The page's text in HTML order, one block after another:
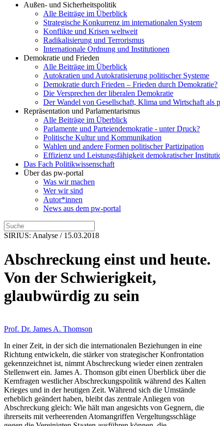
Außen- und Sicherheitspolitik
Alle Beiträge im Überblick
Strategische Konkurrenz im internationalen System
Konflikte und Krisen weltweit
Radikalisierung und Terrorismus
Internationale Ordnung und Institutionen
Demokratie und Frieden
Alle Beiträge im Überblick
Autokratien und Autokratisierung politischer Systeme
Demokratie durch Frieden – Frieden durch Demokratie?
Die Versprechen der liberalen Demokratie
Der Wandel von Gesellschaft, Klima und Wirtschaft als
Repräsentation und Parlamentarismus
Alle Beiträge im Überblick
Parlamente und Parteiendemokratie - unter Druck?
Politische Kultur und Kommunikation
Wahlen und andere Formen politischer Partizipation
Effizienz und Leistungsfähigkeit demokratischer
Das Fach Politikwissenschaft
Über das pw-portal
Was wir machen
Wer wir sind
Autor*innen
News aus dem pw-portal
SIRIUS: Analyse / 15.03.2018
Abschreckung einst und heute.
Von der Schwierigkeit,
glaubwürdig zu sein
Prof. Dr. James A. Thomson
In einer Zeit, in der sich die internationalen Beziehungen in eine
Richtung entwickeln, die stärker von strategischer Konfrontation
gekennzeichnet ist, nimmt Abschreckung wieder einen zentralen
Stellenwert ein. James A. Thomson gibt einen Überblick über die
Kernfragen westlicher Abschreckungspolitik während des Kalten
Krieges und in der heutigen Zeit. Während sich die Umstände
erheblich geändert haben, bleibt das zentrale Anliegen von
Abschreckung gleich: Wie hält man angesichts von Gegnern, die
ihrerseits mit verheerenden Atomangriffen Vergeltungsschläge